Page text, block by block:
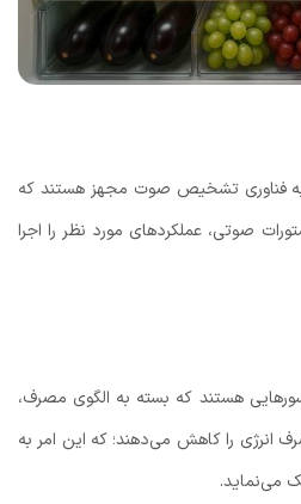
فناوری تشخیص صوت مجهز هستند که
صوتی، عملکردهای مورد نظر را اجرا
هستند که بسته به الگوی مصرف،
انرژی را کاهش می‌دهند؛ که این امر به
می‌نماید.